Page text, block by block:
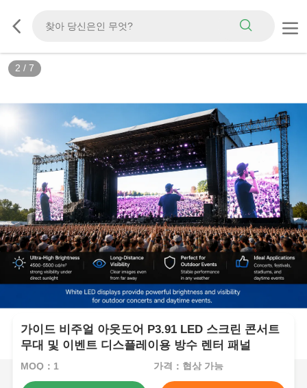
2 / 7
가이드 비주얼 아웃도어 P3.91 LED 스크린 콘서트
무대 및 이벤트 디스플레이용 방수 렌터 패널
MOQ：1 가격：협상 가능